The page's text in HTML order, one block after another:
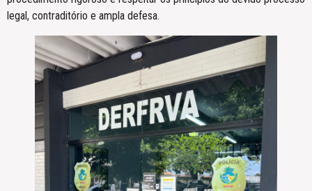
legal, contraditório e ampla defesa.